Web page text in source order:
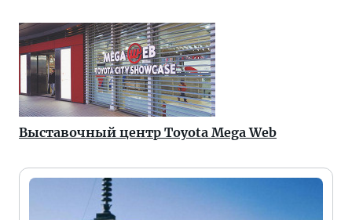
Выставочный центр Toyota Mega Web